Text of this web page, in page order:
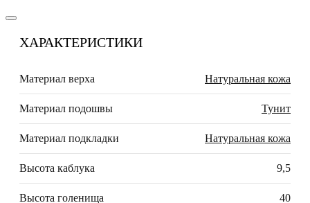
ХАРАКТЕРИСТИКИ
Материал верха Натуральная кожа
Материал подошвы Тунит
Материал подкладки Натуральная кожа
Высота каблука 9,5
Высота голенища 40